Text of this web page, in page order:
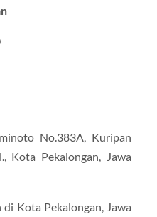
No.383A, Kuripan
Kota Pekalongan, Jawa
Kota Pekalongan, Jawa